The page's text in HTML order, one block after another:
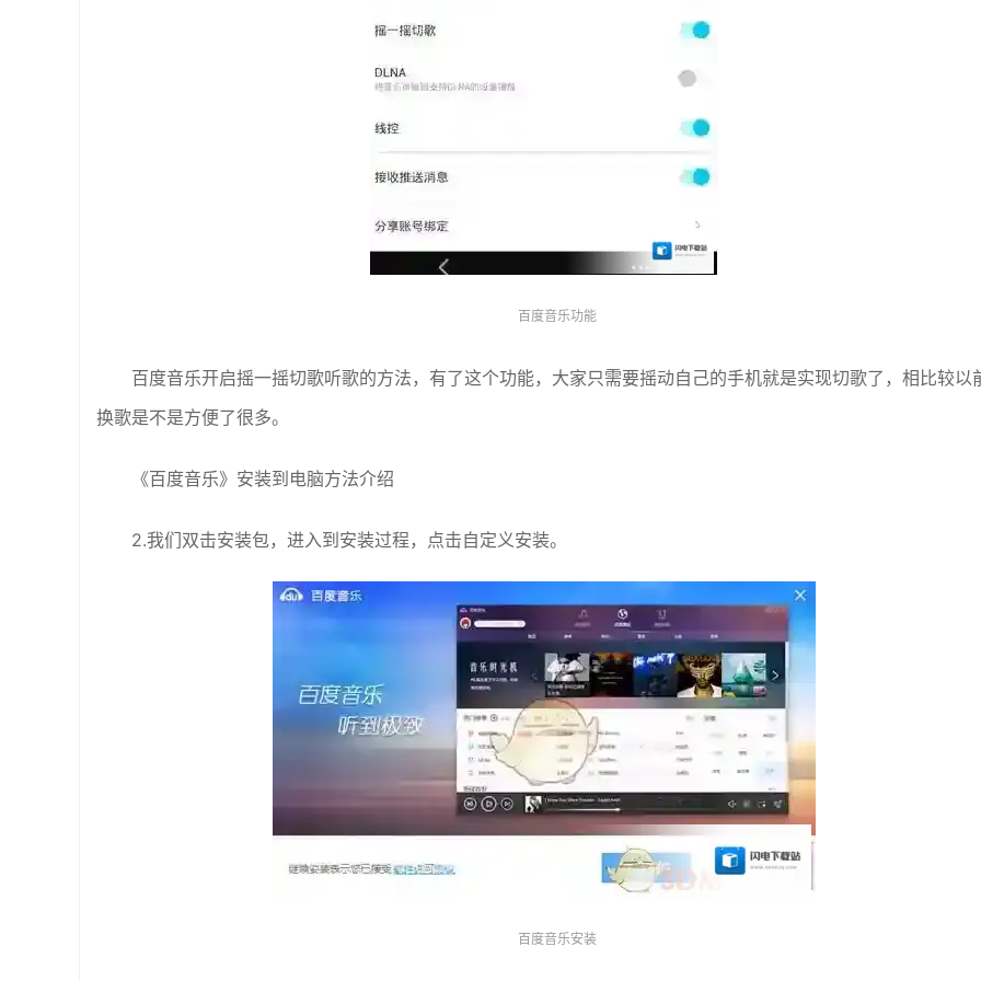
百度音乐功能
百度音乐开启摇一摇切歌听歌的方法，有了这个功能，大家只需要摇动自己的手机就是实现切歌了，相比较以
换歌是不是方便了很多。
《百度音乐》安装到电脑方法介绍
2.我们双击安装包，进入到安装过程，点击自定义安装。
百度音乐安装